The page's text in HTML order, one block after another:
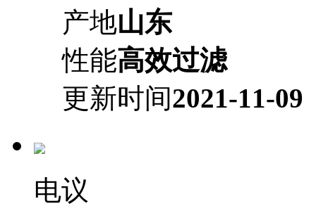
产地山东
性能高效过滤
更新时间2021-11-09
电议